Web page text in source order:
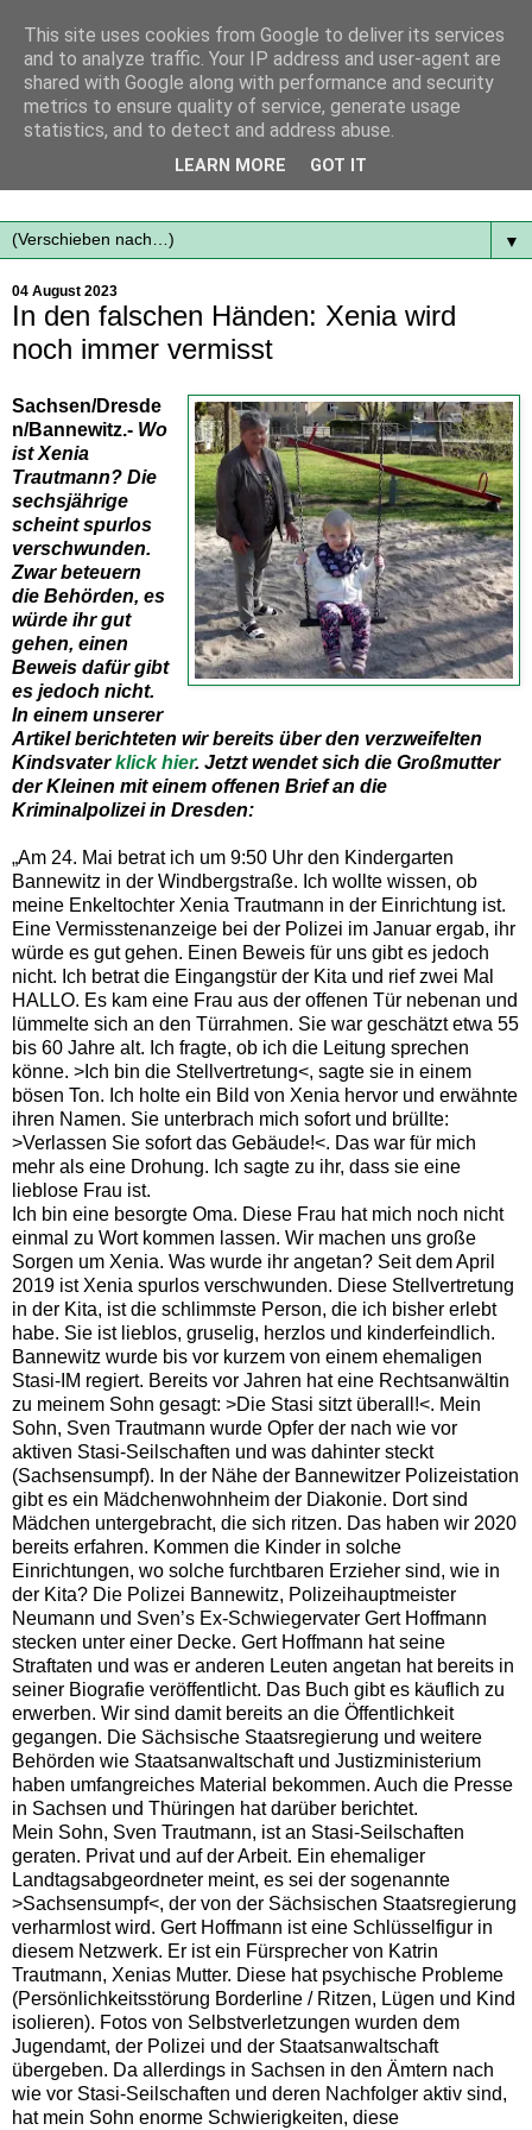
Mit frischen Themen aus der Region immer auf dem
▼
04 August 2023
In den falschen Händen: Xenia wird
noch immer vermisst
Sachsen/Dresde
n/Bannewitz.- Wo
ist Xenia
Trautmann? Die
sechsjährige
scheint spurlos
verschwunden.
Zwar beteuern
die Behörden, es
würde ihr gut
gehen, einen
Beweis dafür gibt
es jedoch nicht.
In einem unserer
Artikel berichteten wir bereits über den verzweifelten
Kindsvaterklick hier. Jetzt wendet sich die Großmutter
der Kleinen mit einem offenen Brief an die
Kriminalpolizei in Dresden:
„Am 24. Mai betrat ich um 9:50 Uhr den Kindergarten
Bannewitz in der Windbergstraße. Ich wollte wissen, ob
meine Enkeltochter Xenia Trautmann in der Einrichtung ist.
Eine Vermisstenanzeige bei der Polizei im Januar ergab, ihr
würde es gut gehen. Einen Beweis für uns gibt es jedoch
nicht. Ich betrat die Eingangstür der Kita und rief zwei Mal
HALLO. Es kam eine Frau aus der offenen Tür nebenan und
lümmelte sich an den Türrahmen. Sie war geschätzt etwa 55
bis 60 Jahre alt. Ich fragte, ob ich die Leitung sprechen
könne. >Ich bin die Stellvertretung<, sagte sie in einem
bösen Ton. Ich holte ein Bild von Xenia hervor und erwähnte
ihren Namen. Sie unterbrach mich sofort und brüllte:
>Verlassen Sie sofort das Gebäude!<. Das war für mich
mehr als eine Drohung. Ich sagte zu ihr, dass sie eine
lieblose Frau ist.
Ich bin eine besorgte Oma. Diese Frau hat mich noch nicht
einmal zu Wort kommen lassen. Wir machen uns große
Sorgen um Xenia. Was wurde ihr angetan? Seit dem April
2019 ist Xenia spurlos verschwunden. Diese Stellvertretung
in der Kita, ist die schlimmste Person, die ich bisher erlebt
habe. Sie ist lieblos, gruselig, herzlos und kinderfeindlich.
Bannewitz wurde bis vor kurzem von einem ehemaligen
Stasi-IM regiert. Bereits vor Jahren hat eine Rechtsanwältin
zu meinem Sohn gesagt: >Die Stasi sitzt überall!<. Mein
Sohn, Sven Trautmann wurde Opfer der nach wie vor
aktiven Stasi-Seilschaften und was dahinter steckt
(Sachsensumpf). In der Nähe der Bannewitzer Polizeistation
gibt es ein Mädchenwohnheim der Diakonie. Dort sind
Mädchen untergebracht, die sich ritzen. Das haben wir 2020
bereits erfahren. Kommen die Kinder in solche
Einrichtungen, wo solche furchtbaren Erzieher sind, wie in
der Kita? Die Polizei Bannewitz, Polizeihauptmeister
Neumann und Sven’s Ex-Schwiegervater Gert Hoffmann
stecken unter einer Decke. Gert Hoffmann hat seine
Straftaten und was er anderen Leuten angetan hat bereits in
seiner Biografie veröffentlicht. Das Buch gibt es käuflich zu
erwerben. Wir sind damit bereits an die Öffentlichkeit
gegangen. Die Sächsische Staatsregierung und weitere
Behörden wie Staatsanwaltschaft und Justizministerium
haben umfangreiches Material bekommen. Auch die Presse
in Sachsen und Thüringen hat darüber berichtet.
Mein Sohn, Sven Trautmann, ist an Stasi-Seilschaften
geraten. Privat und auf der Arbeit. Ein ehemaliger
Landtagsabgeordneter meint, es sei der sogenannte
>Sachsensumpf<, der von der Sächsischen Staatsregierung
verharmlost wird. Gert Hoffmann ist eine Schlüsselfigur in
diesem Netzwerk. Er ist ein Fürsprecher von Katrin
Trautmann, Xenias Mutter. Diese hat psychische Probleme
(Persönlichkeitsstörung Borderline / Ritzen, Lügen und Kind
isolieren). Fotos von Selbstverletzungen wurden dem
Jugendamt, der Polizei und der Staatsanwaltschaft
übergeben. Da allerdings in Sachsen in den Ämtern nach
wie vor Stasi-Seilschaften und deren Nachfolger aktiv sind,
hat mein Sohn enorme Schwierigkeiten, diese
This site uses cookies from Google to deliver its services
and to analyze traffic. Your IP address and user-agent are
shared with Google along with performance and security
metrics to ensure quality of service, generate usage
statistics, and to detect and address abuse.
LEARN MORE GOT IT